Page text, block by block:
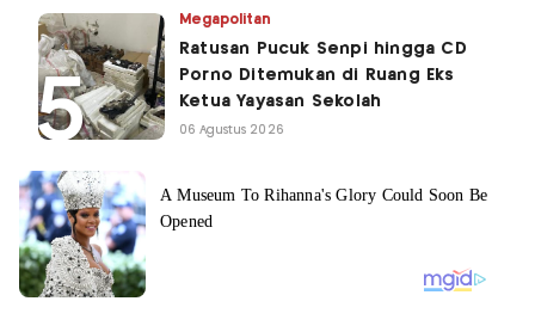
Megapolitan
Ratusan Pucuk Senpi hingga CD
Porno Ditemukan di Ruang Eks
Ketua Yayasan Sekolah
06 Agustus 2026